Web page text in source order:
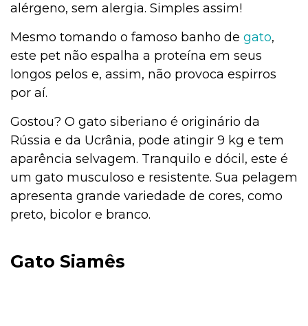
alérgeno, sem alergia. Simples assim!
Mesmo tomando o famoso banho de gato,
este pet não espalha a proteína em seus
longos pelos e, assim, não provoca espirros
por aí.
Gostou? O gato siberiano é originário da
Rússia e da Ucrânia, pode atingir 9 kg e tem
aparência selvagem. Tranquilo e dócil, este é
um gato musculoso e resistente. Sua pelagem
apresenta grande variedade de cores, como
preto, bicolor e branco.
Gato Siamês